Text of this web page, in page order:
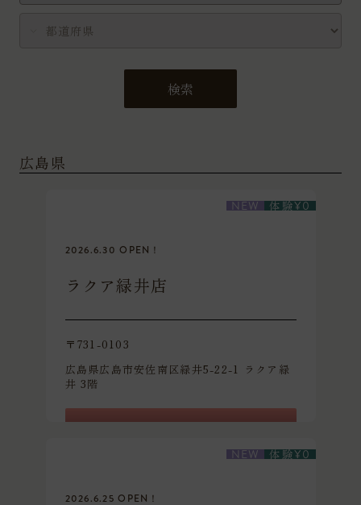
検索
広島県
NEW 体験¥0
2026.6.30 OPEN！
ラクア緑井店
〒731-0103
広島県広島市安佐南区緑井5-22-1 ラクア緑
井 3階
体験レッスンを予約
NEW 体験¥0
2026.6.25 OPEN！